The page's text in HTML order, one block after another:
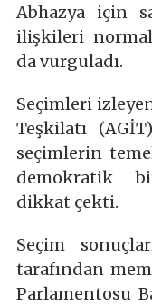
Abhazya için
ilişkileri
da vurguladı.
Seçimleri
Teşkilatı
seçimlerin
demokratik
dikkat çekti.
Seçim
tarafından
Parlamentosu